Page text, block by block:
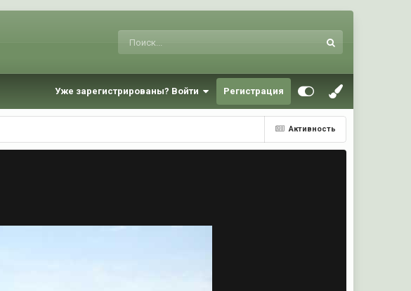
Уже зарегистрированы? Войти Регистрация
Активность